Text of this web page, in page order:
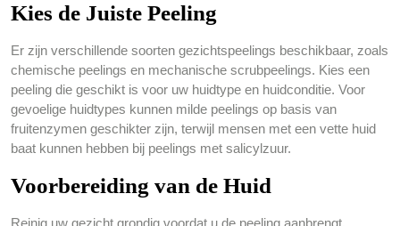
Kies de Juiste Peeling
Er zijn verschillende soorten gezichtspeelings beschikbaar, zoals
chemische peelings en mechanische scrubpeelings. Kies een
peeling die geschikt is voor uw huidtype en huidconditie. Voor
gevoelige huidtypes kunnen milde peelings op basis van
fruitenzymen geschikter zijn, terwijl mensen met een vette huid
baat kunnen hebben bij peelings met salicylzuur.
Voorbereiding van de Huid
Reinig uw gezicht grondig voordat u de peeling aanbrengt.